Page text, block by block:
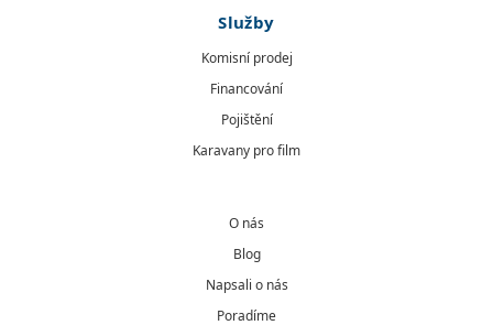
Služby
Komisní prodej
Financování
Pojištění
Karavany pro film
O nás
Blog
Napsali o nás
Poradíme